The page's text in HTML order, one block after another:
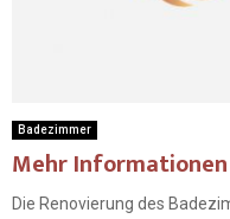
Badezimmer
Mehr
Die Renovierung des